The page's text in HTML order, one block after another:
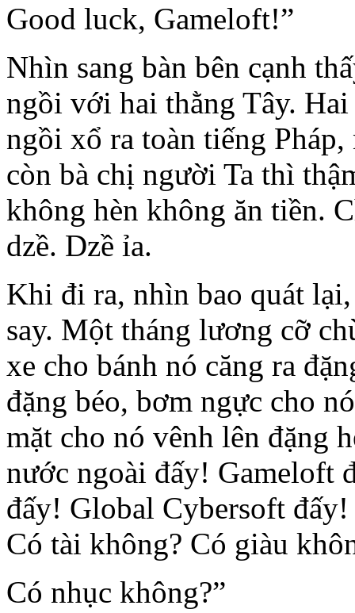
Good luck, Gameloft!”
Nhìn sang bàn bên cạnh
ngồi với hai thằng Tây.
ngồi xổ ra toàn tiếng
còn bà chị người Ta thì
không hèn không ăn tiền.
dzề. Dzề ỉa.
Khi đi ra, nhìn bao quát
say. Một tháng lương cỡ
xe cho bánh nó căng ra
đặng béo, bơm ngực cho
mặt cho nó vênh lên đặng
nước ngoài đấy! Gameloft
đấy! Global Cybersoft
Có tài không? Có giàu
Có nhục không?”